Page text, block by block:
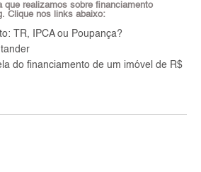
que realizamos sobre financiamento
Clique nos links abaixo:
TR, IPCA ou Poupança?
do financiamento de um imóvel de R$